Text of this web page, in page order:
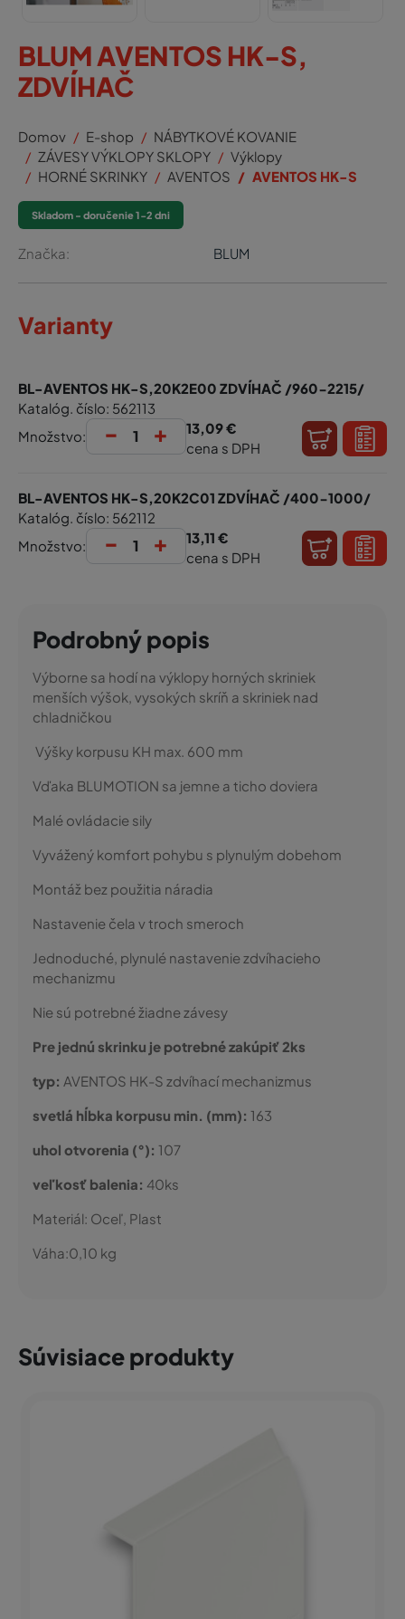
BLUM AVENTOS HK-S,
ZDVÍHAČ
Domov E-shop
NÁBYTKOVÉ KOVANIE
ZÁVESY VÝKLOPY SKLOPY
Výklopy
HORNÉ SKRINKY
AVENTOS AVENTOS HK-S
Skladom - doručenie 1-2 dni
Značka: BLUM
Varianty
BL-AVENTOS HK-S,20K2E00 ZDVÍHAČ /960-2215/
Katalóg. číslo: 562113
Množstvo:
- +
13,09 €
cena s DPH
BL-AVENTOS HK-S,20K2C01 ZDVÍHAČ /400-1000/
Katalóg. číslo: 562112
Množstvo:
- +
13,11 €
cena s DPH
Podrobný popis
Výborne sa hodí na výklopy horných skriniek
menších výšok, vysokých skríň a skriniek nad
chladničkou
Výšky korpusu KH max. 600 mm
Vďaka BLUMOTION sa jemne a ticho doviera
Malé ovládacie sily
Vyvážený komfort pohybu s plynulým dobehom
Montáž bez použitia náradia
Nastavenie čela v troch smeroch
Jednoduché, plynulé nastavenie zdvíhacieho
mechanizmu
Nie sú potrebné žiadne závesy
Pre jednú skrinku je potrebné zakúpiť 2ks
typ: AVENTOS HK-S zdvíhací mechanizmus
svetlá hĺbka korpusu min. (mm): 163
uhol otvorenia (°): 107
veľkosť balenia: 40ks
Materiál: Oceľ, Plast
Váha:0,10 kg
Súvisiace produkty